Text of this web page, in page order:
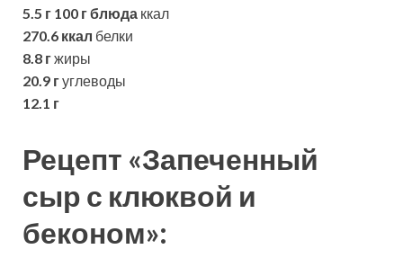
5.5 г 100 г блюда ккал
270.6 ккал белки
8.8 гжиры
20.9 гуглеводы
12.1 г
Рецепт «Запеченный
сыр с клюквой и
беконом»: